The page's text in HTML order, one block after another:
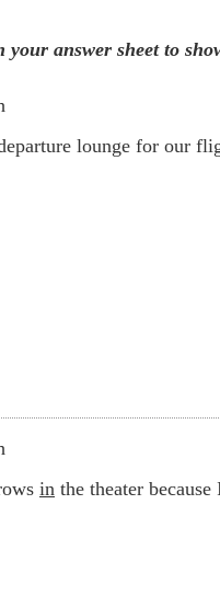
answer sheet to
lounge for our
in the theater